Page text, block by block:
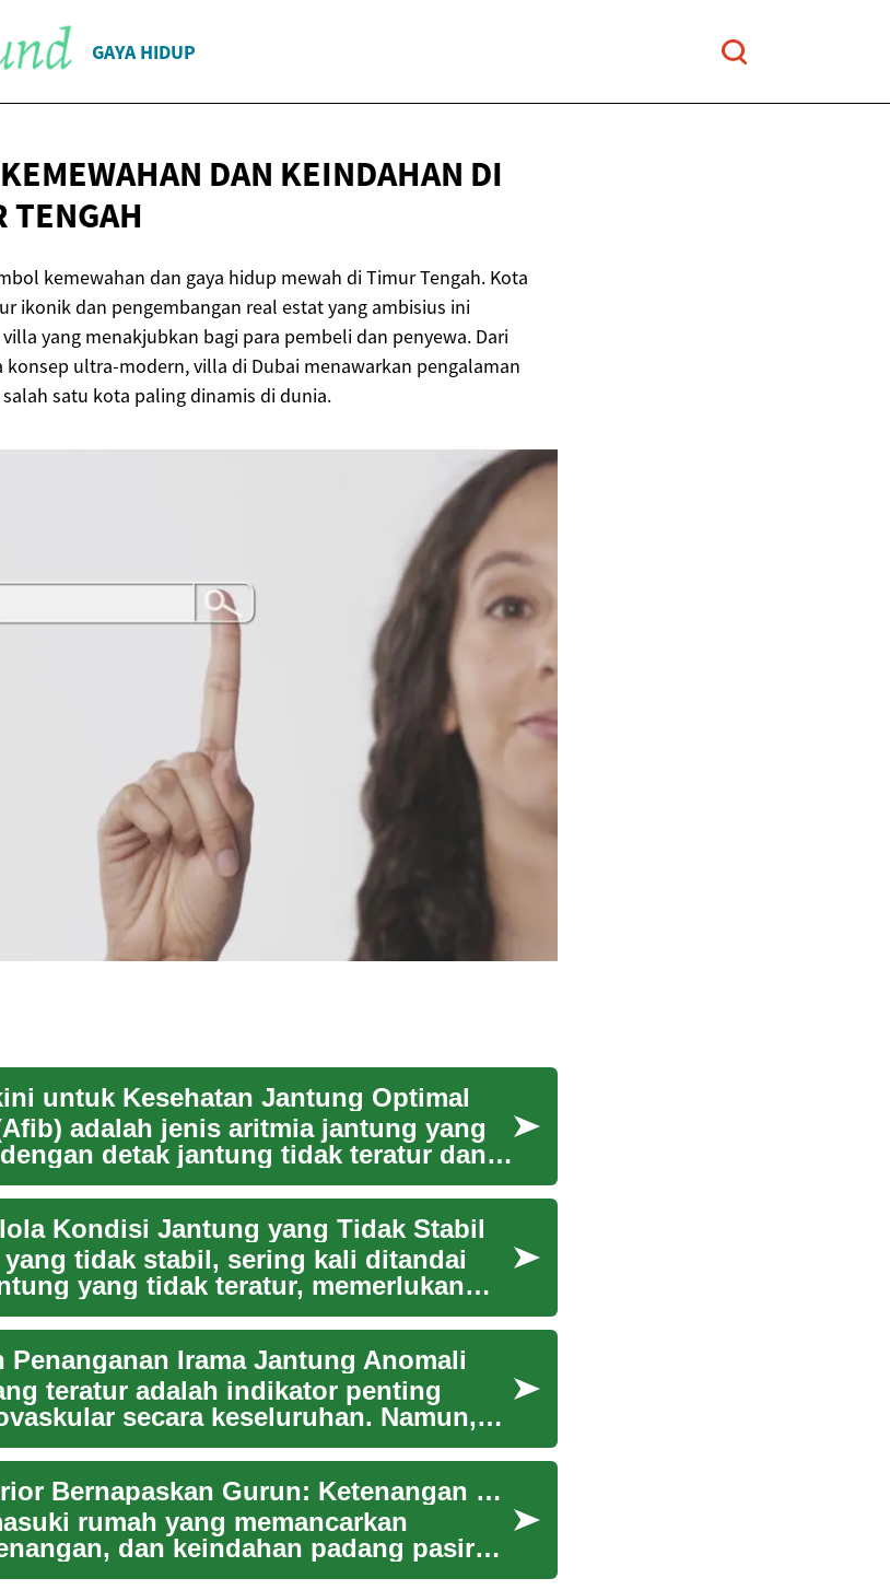
GAYA HIDUP
DAN KEINDAHAN DI
TENGAH
kemewahan dan gaya hidup mewah di Timur Tengah. Kota
ikonik dan pengembangan real estat yang ambisius ini
yang menakjubkan bagi para pembeli dan penyewa. Dari
ultra-modern, villa di Dubai menawarkan pengalaman
satu kota paling dinamis di dunia.
untuk Kesehatan Jantung Optimal
adalah jenis aritmia jantung yang
detak jantung tidak teratur dan
Kondisi Jantung yang Tidak Stabil
tidak stabil, sering kali ditandai
yang tidak teratur, memerlukan
Penanganan Irama Jantung Anomali
teratur adalah indikator penting
secara keseluruhan. Namun,
Tren Desain Interior Bernapaskan Gurun: Ketenangan Padang Pasir dalam Rumah Modern
rumah yang memancarkan
dan keindahan padang pasir
Dindi...